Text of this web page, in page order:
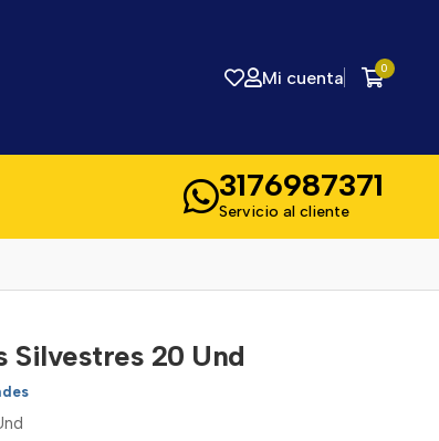
Mi cuenta 0
3176987371
Servicio al cliente
Silvestres 20 Und